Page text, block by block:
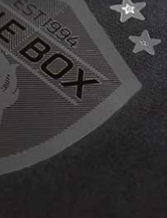
I MATT GLOSS
auf
gefärbten
dein Logo.